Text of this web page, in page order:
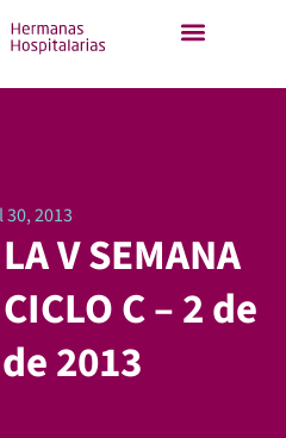
2013
V SEMANA
C – 2 de
2013